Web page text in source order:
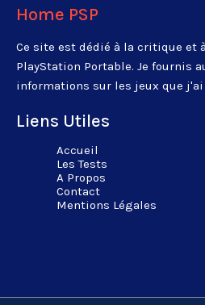
Home PSP
Ce site est dédié à la critique et
PlayStation Portable. Je fournis
informations sur les jeux que j'ai
Liens Utiles
Accueil
Les Tests
A Propos
Contact
Mentions Légales